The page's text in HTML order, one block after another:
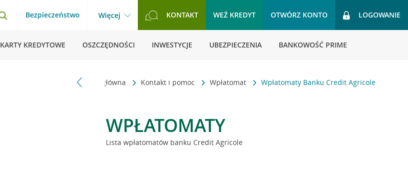
Bezpieczeństwo Więcej KONTAKT WEŹ KREDYT OTWÓRZ KONTO LOGOWANIE
KARTY KREDYTOWE OSZCZĘDNOŚCI INWESTYCJE UBEZPIECZENIA BANKOWOŚĆ PRIME
Strona główna Kontakt i pomoc Wpłatomat Wpłatomaty Banku Credit Agricole
WPŁATOMATY
Lista wpłatomatów banku Credit Agricole